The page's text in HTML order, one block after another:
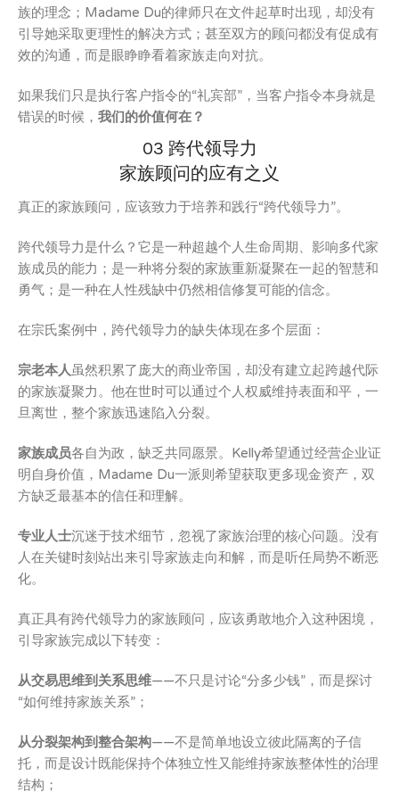
族的理念；Madame Du的律师只在文件起草时出现，却没有
引导她采取更理性的解决方式；甚至双方的顾问都没有促成有
效的沟通，而是眼睁睁看着家族走向对抗。
如果我们只是执行客户指令的“礼宾部”，当客户指令本身就是
错误的时候， 我们的价值何在？
03 跨代领导力
家族顾问的应有之义
真正的家族顾问，应该致力于培养和践行“跨代领导力”。
跨代领导力是什么？它是一种超越个人生命周期、影响多代家
族成员的能力；是一种将分裂的家族重新凝聚在一起的智慧和
勇气；是一种在人性残缺中仍然相信修复可能的信念。
在宗氏案例中，跨代领导力的缺失体现在多个层面：
宗老本人 虽然积累了庞大的商业帝国，却没有建立起跨越代际
的家族凝聚力。他在世时可以通过个人权威维持表面和平，一
旦离世，整个家族迅速陷入分裂。
家族成员各自为政，缺乏共同愿景。Kelly希望通过经营企业证
明自身价值，Madame Du一派则希望获取更多现金资产，双
方缺乏最基本的信任和理解。
专业人士沉迷于技术细节，忽视了家族治理的核心问题。没有
人在关键时刻站出来引导家族走向和解，而是听任局势不断恶
化。
真正具有跨代领导力的家族顾问，应该勇敢地介入这种困境，
引导家族完成以下转变：
从交易思维到关系思维——不只是讨论“分多少钱”，而是探讨
“如何维持家族关系”；
从分裂架构到整合架构——不是简单地设立彼此隔离的子信
托，而是设计既能保持个体独立性又能维持家族整体性的治理
结构；